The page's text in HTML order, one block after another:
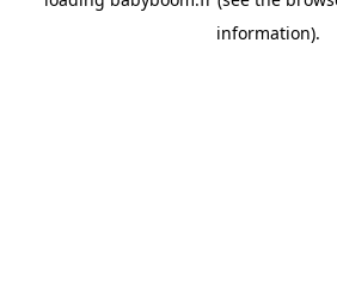
information).